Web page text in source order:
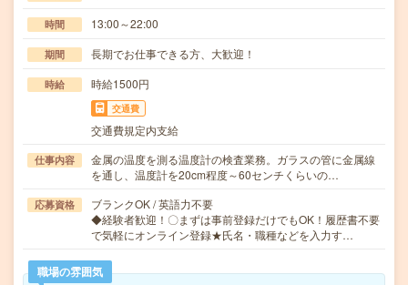
時間 13:00～22:00
期間 長期でお仕事できる方、大歓迎！
時給 時給1500円
交通費
交通費規定内支給
仕事内容
金属の温度を測る温度計の検査業務。ガラスの管に金属線
を通し、温度計を20cm程度～60センチくらいの…
応募資格
ブランクOK / 英語力不要
◆経験者歓迎！〇まずは事前登録だけでもOK！履歴書不要
で気軽にオンライン登録★氏名・職種などを入力す…
職場の雰囲気